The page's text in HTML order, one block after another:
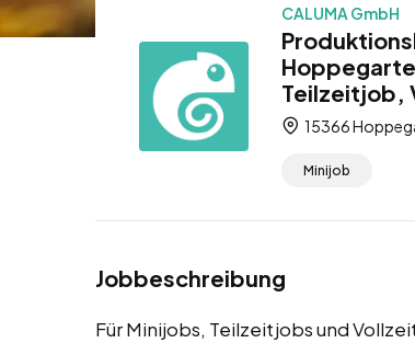
CALUMA GmbH
Teilzeitjob,
15366
Minijob
Jobbeschreibung
Für Minijobs, Teilzeitjobs und